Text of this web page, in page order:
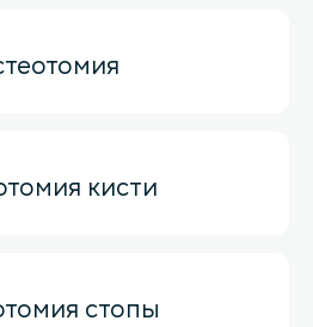
кисти
стопы